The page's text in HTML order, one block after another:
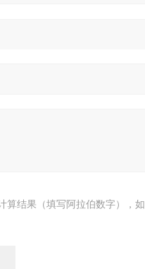
算结果（填写阿拉伯数字），